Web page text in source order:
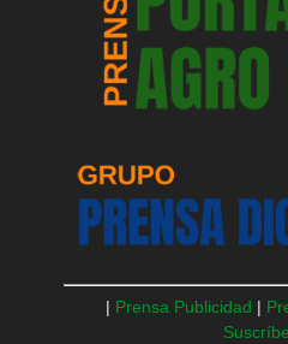
| Prensa Publicidad |